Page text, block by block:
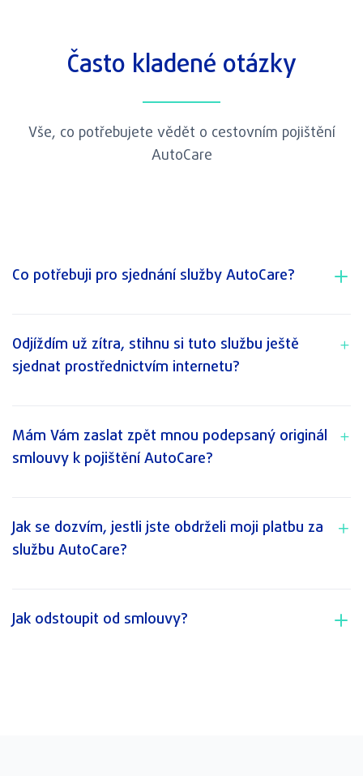
Často kladené otázky
Vše, co potřebujete vědět o cestovním pojištění
AutoCare
Co potřebuji pro sjednání služby AutoCare?
Odjíždím už zítra, stihnu si tuto službu ještě
sjednat prostřednictvím internetu?
Mám Vám zaslat zpět mnou podepsaný originál
smlouvy k pojištění AutoCare?
Jak se dozvím, jestli jste obdrželi moji platbu za
službu AutoCare?
Jak odstoupit od smlouvy?